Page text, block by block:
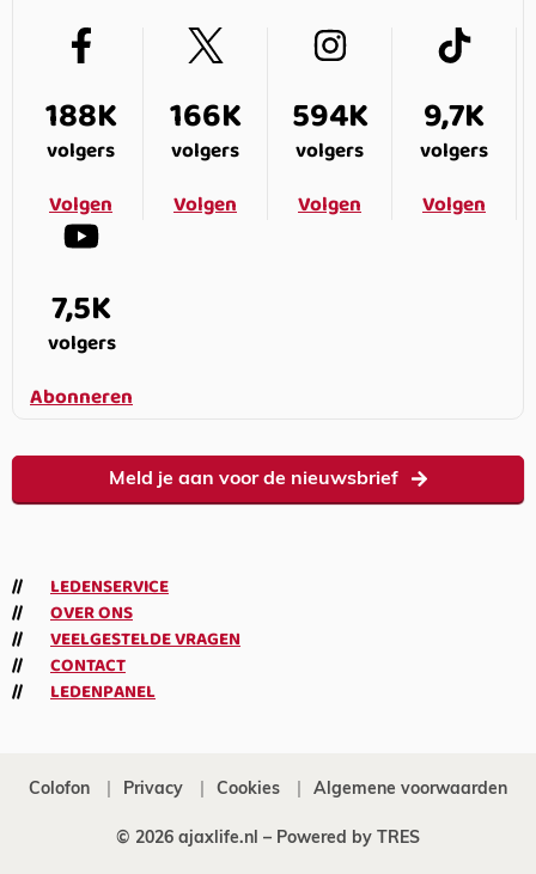
188K
volgers
Volgen
166K
volgers
Volgen
594K
volgers
Volgen
9,7K
volgers
Volgen
7,5K
volgers
Abonneren
Meld je aan voor de nieuwsbrief
LEDENSERVICE
OVER ONS
VEELGESTELDE VRAGEN
CONTACT
LEDENPANEL
Colofon Privacy Cookies Algemene voorwaarden
© 2026 ajaxlife.nl – Powered by TRES